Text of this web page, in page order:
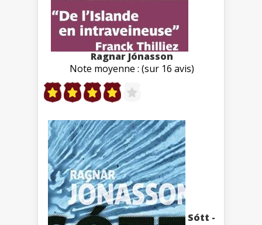
Ragnar Jónasson
Note moyenne : (sur 16 avis)
Sótt -